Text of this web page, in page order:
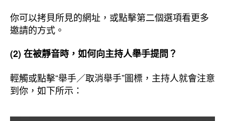
你可以拷貝所見的網址，或點擊第二個選項看更多
邀請的方式。
(2) 在被靜音時，如何向主持人舉手提問？
輕觸或點擊“舉手／取消舉手”圖標，主持人就會注意
到你，如下所示：